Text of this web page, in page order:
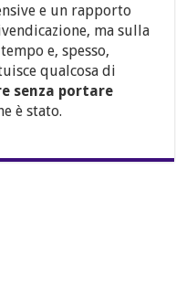
e un rapporto
ma sulla
e, spesso,
qualcosa di
senza portare
è stato.